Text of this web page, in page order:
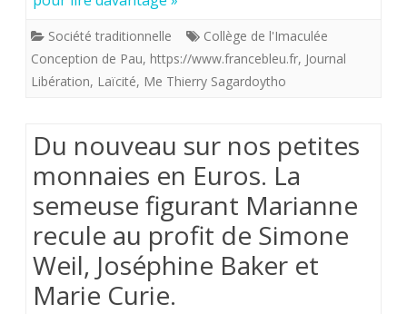
Laicards
leurs
gros
sabots.
Société traditionnelle
Collège de l'Imaculée
Conception de Pau, https://www.francebleu.fr, Journal
Libération, Laïcité, Me Thierry Sagardoytho
Du nouveau sur nos petites
monnaies en Euros. La
semeuse figurant Marianne
recule au profit de Simone
Weil, Joséphine Baker et
Marie Curie.